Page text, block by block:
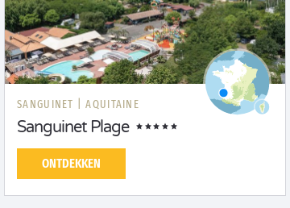
SANGUINET | AQUITAINE
Sanguinet Plage
ONTDEKKEN